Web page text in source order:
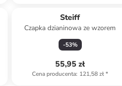
Steiff
Czapka dzianinowa ze wzorem
-53%
55,95 zł
Cena producenta: 121,58 zł*